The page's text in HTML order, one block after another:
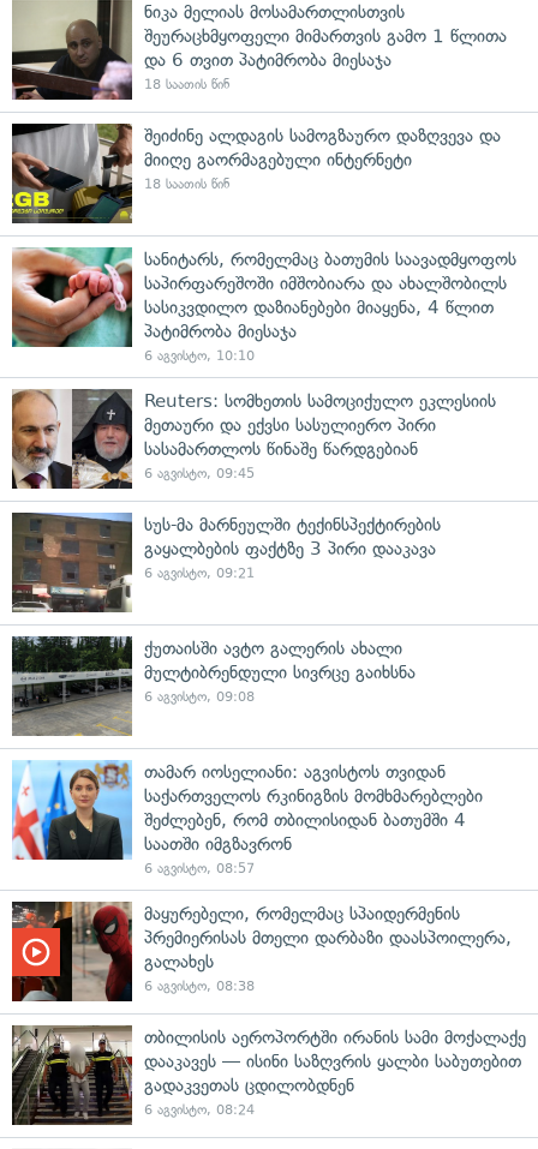
ნიკა მელიას მოსამართლისთვის
შეურაცხმყოფელი მიმართვის გამო 1 წლითა
და 6 თვით პატიმრობა მიესაჯა
18 საათის წინ
შეიძინე ალდაგის სამოგზაურო დაზღვევა და
მიიღე გაორმაგებული ინტერნეტი
18 საათის წინ
სანიტარს, რომელმაც ბათუმის საავადმყოფოს
საპირფარეშოში იმშობიარა და ახალშობილს
სასიკვდილო დაზიანებები მიაყენა, 4 წლით
პატიმრობა მიესაჯა
6 აგვისტო, 10:10
Reuters: სომხეთის სამოციქულო ეკლესიის
მეთაური და ექვსი სასულიერო პირი
სასამართლოს წინაშე წარდგებიან
6 აგვისტო, 09:45
სუს-მა მარნეულში ტექინსპექტირების
გაყალბების ფაქტზე 3 პირი დააკავა
6 აგვისტო, 09:21
ქუთაისში ავტო გალერის ახალი
მულტიბრენდული სივრცე გაიხსნა
6 აგვისტო, 09:08
თამარ იოსელიანი: აგვისტოს თვიდან
საქართველოს რკინიგზის მომხმარებლები
შეძლებენ, რომ თბილისიდან ბათუმში 4
საათში იმგზავრონ
6 აგვისტო, 08:57
მაყურებელი, რომელმაც სპაიდერმენის
პრემიერისას მთელი დარბაზი დაასპოილერა,
გალახეს
6 აგვისტო, 08:38
თბილისის აეროპორტში ირანის სამი მოქალაქე
დააკავეს — ისინი საზღვრის ყალბი საბუთებით
გადაკვეთას ცდილობდნენ
6 აგვისტო, 08:24